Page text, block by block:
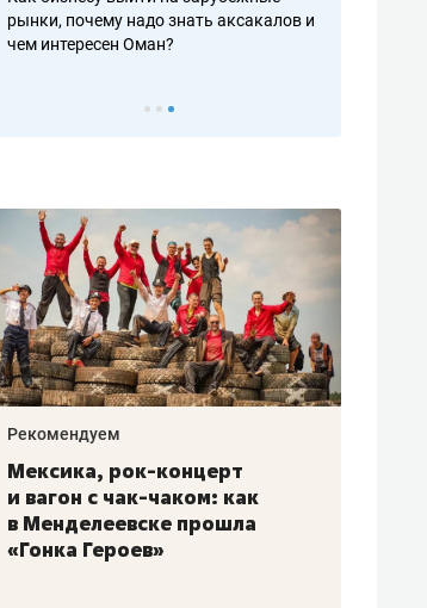
рынки, почему надо знать аксакалов и
чем интересен Оман?
Рекомендуем
Мексика, рок-концерт
и вагон с чак-чаком: как
в Менделеевске прошла
«Гонка Героев»